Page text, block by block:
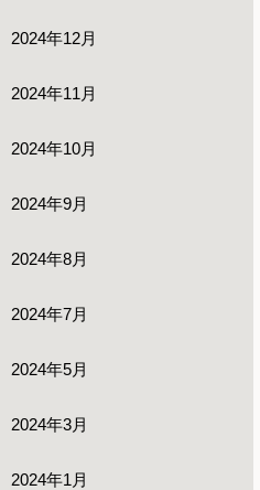
2024年12月
2024年11月
2024年10月
2024年9月
2024年8月
2024年7月
2024年5月
2024年3月
2024年1月